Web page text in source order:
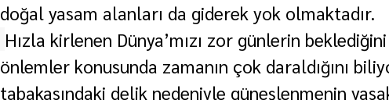
doğal yasam alanları da giderek yok olmaktadır.
Hızla kirlenen Dünya’mızı zor günlerin
önlemler konusunda zamanın çok daraldığını
tabakasındaki delik nedeniyle güneşlenmenin